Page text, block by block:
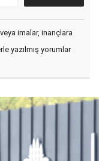
imalar, inançlara
yazılmış yorumlar